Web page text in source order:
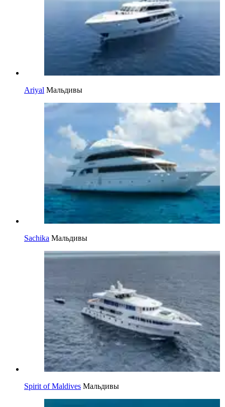
Ariyal Мальдивы
Sachika Мальдивы
Spirit of Maldives Мальдивы